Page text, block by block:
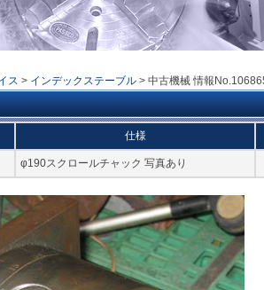
ス > インデックステーブル > 中古機械 情報
仕様
φ190スクロールチャック 写真あり